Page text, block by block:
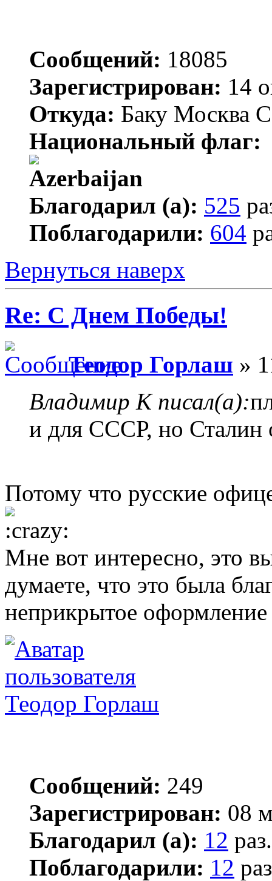
Сообщений: 18085
Зарегистрирован: 14
Откуда: Баку Москва
Национальный флаг:
Благодарил (а): 525
Поблагодарили: 604
Вернуться наверх
Re: С Днем Победы!
Теодор Горлаш »
Владимир К писал(а):
и для СССР, но Сталин
Потому что русские
Мне вот интересно, это
думаете, что это была
неприкрытое оформление
Теодор Горлаш
Сообщений: 249
Зарегистрирован: 08
Благодарил (а): 12 раз.
Поблагодарили: 12